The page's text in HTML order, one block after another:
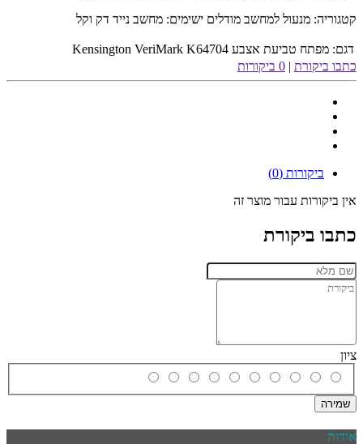
קטגוריה: מנעול למחשב מודלים ישימים: מחשב נייד דק וקל
דגם: מפתח טביעת אצבע Kensington VeriMark K64704
כתבו ביקורת | 0 ביקורות
ביקורות (0)
אין ביקורות עבור מוצר זה
כתבו ביקורת
ציון
שמירה
אודות